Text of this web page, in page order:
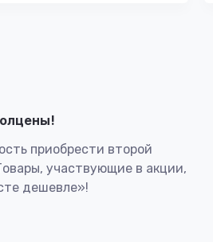
приобрести второй
участвующие в акции,
дешевле»!